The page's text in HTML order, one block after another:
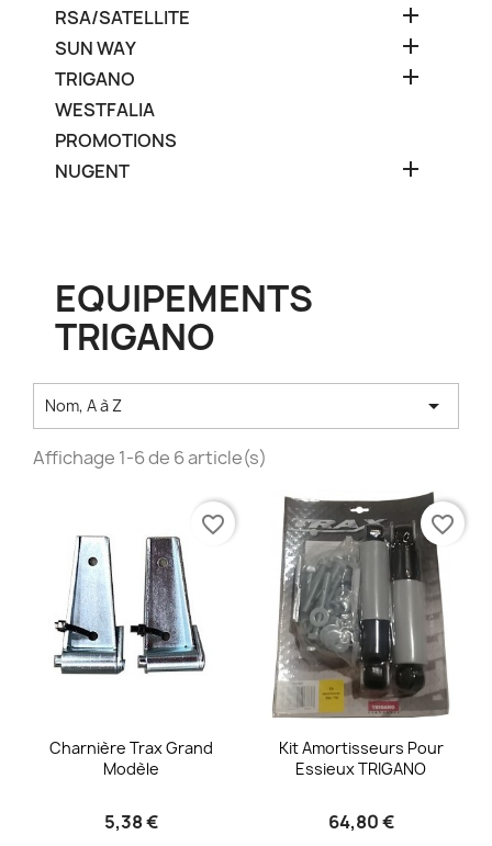
RSA/SATELLITE 
SUN WAY 
TRIGANO 
WESTFALIA
PROMOTIONS
NUGENT

EQUIPEMENTS
TRIGANO
Nom, A à Z 
Affichage 1-6 de 6 article(s)
Charnière Trax Grand
Modèle
5,38 €
favorite_border
Kit Amortisseurs Pour
Essieux TRIGANO
64,80 €
favorite_border